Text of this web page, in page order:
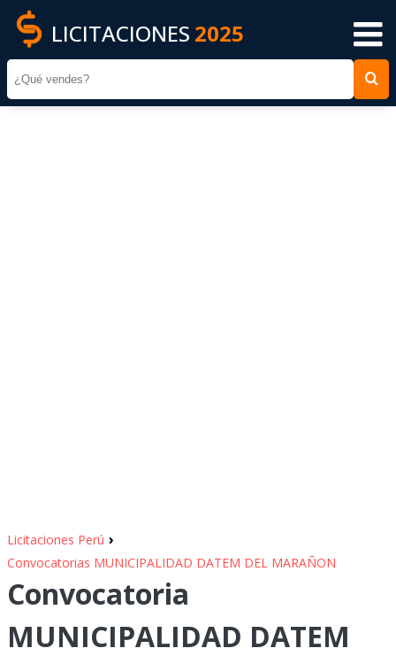
LICITACIONES 2025
Licitaciones Perú ›
Convocatorias MUNICIPALIDAD DATEM DEL MARAÑON
Convocatoria
MUNICIPALIDAD DATEM